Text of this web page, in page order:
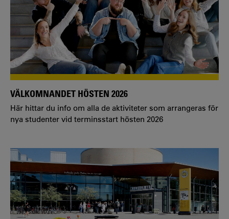
VÄLKOMNANDET HÖSTEN 2026
Här hittar du info om alla de aktiviteter som arrangeras för
nya studenter vid terminsstart hösten 2026